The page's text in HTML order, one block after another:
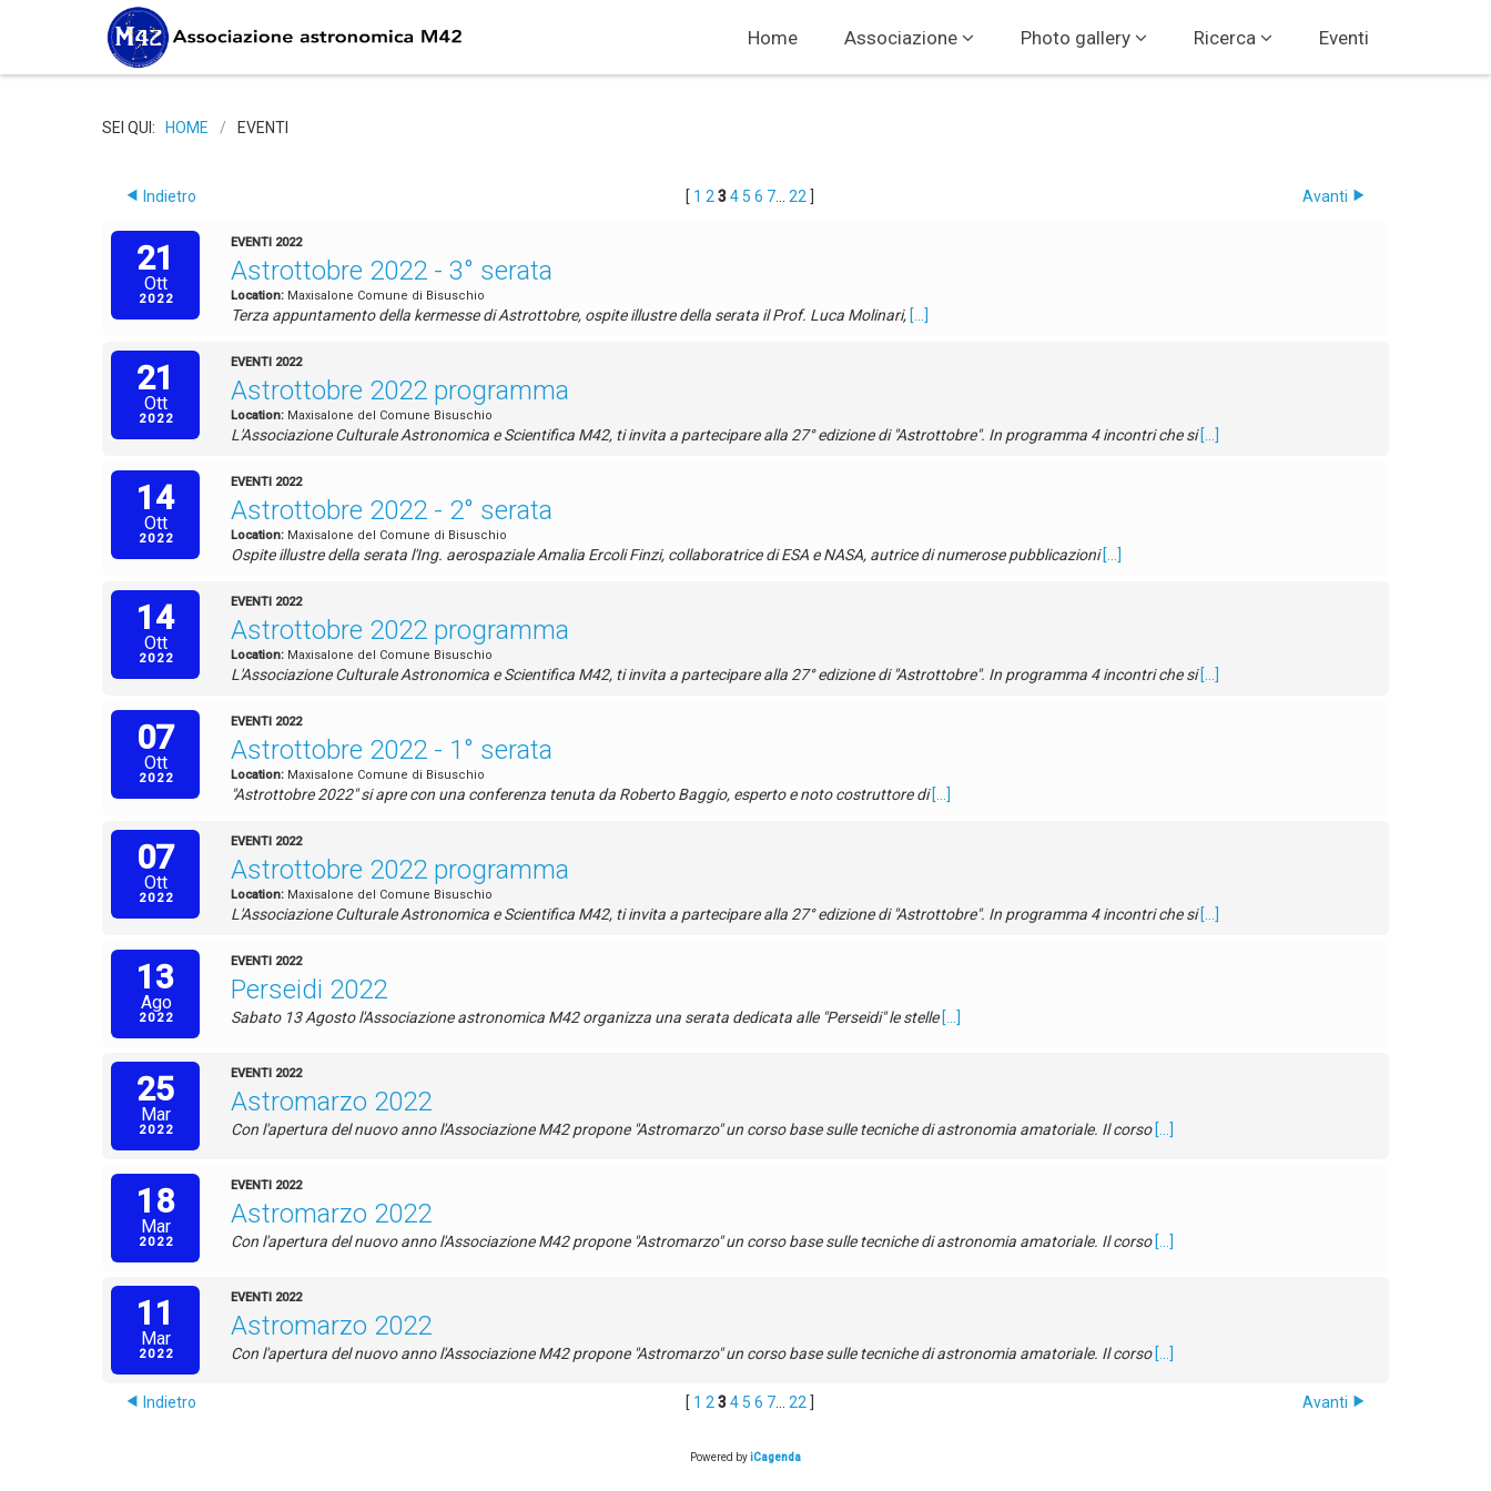
Home Associazione Photo gallery Ricerca Eventi
SEI QUI: HOME / EVENTI
Indietro Avanti
[ 1 2 3 4 5 6 7... 22
21
Ott
2022
EVENTI 2022
Astrottobre 2022 - 3° serata
Location: Maxisalone Comune di Bisuschio
Terza appuntamento della kermesse di Astrottobre, ospite illustre della serata il Prof. Luca Molinari, [...]
21
Ott
2022
EVENTI 2022
Astrottobre 2022 programma
Location: Maxisalone del Comune Bisuschio
L'Associazione Culturale Astronomica e Scientifica M42, ti invita a partecipare alla 27° edizione di "Astrottobre". In programma 4 incontri che si [...]
14
Ott
2022
EVENTI 2022
Astrottobre 2022 - 2° serata
Location: Maxisalone del Comune di Bisuschio
Ospite illustre della serata l'Ing. aerospaziale Amalia Ercoli Finzi, collaboratrice di ESA e NASA, autrice di numerose pubblicazioni [...]
14
Ott
2022
EVENTI 2022
Astrottobre 2022 programma
Location: Maxisalone del Comune Bisuschio
L'Associazione Culturale Astronomica e Scientifica M42, ti invita a partecipare alla 27° edizione di "Astrottobre". In programma 4 incontri che si [...]
07
Ott
2022
EVENTI 2022
Astrottobre 2022 - 1° serata
Location: Maxisalone Comune di Bisuschio
"Astrottobre 2022" si apre con una conferenza tenuta da Roberto Baggio, esperto e noto costruttore di [...]
07
Ott
2022
EVENTI 2022
Astrottobre 2022 programma
Location: Maxisalone del Comune Bisuschio
L'Associazione Culturale Astronomica e Scientifica M42, ti invita a partecipare alla 27° edizione di "Astrottobre". In programma 4 incontri che si [...]
13
Ago
2022
EVENTI 2022
Perseidi 2022
Sabato 13 Agosto l'Associazione astronomica M42 organizza una serata dedicata alle "Perseidi" le stelle [...]
25
Mar
2022
EVENTI 2022
Astromarzo 2022
Con l'apertura del nuovo anno l'Associazione M42 propone "Astromarzo" un corso base sulle tecniche di astronomia amatoriale. Il corso [...]
18
Mar
2022
EVENTI 2022
Astromarzo 2022
Con l'apertura del nuovo anno l'Associazione M42 propone "Astromarzo" un corso base sulle tecniche di astronomia amatoriale. Il corso [...]
11
Mar
2022
EVENTI 2022
Astromarzo 2022
Con l'apertura del nuovo anno l'Associazione M42 propone "Astromarzo" un corso base sulle tecniche di astronomia amatoriale. Il corso [...]
Indietro Avanti
[ 1 2 3 4 5 6 7... 22
Powered byiCagenda